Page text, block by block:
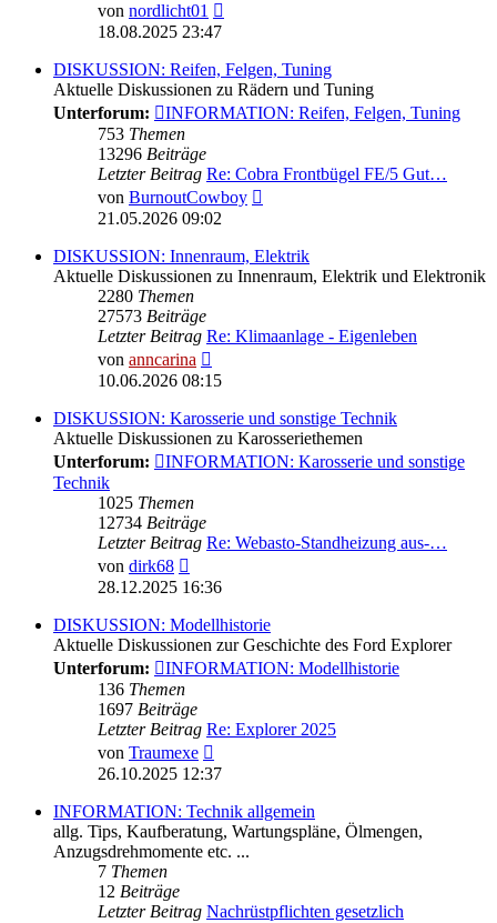
von nordlicht01
18.08.2025 23:47
DISKUSSION: Reifen, Felgen, Tuning
Aktuelle Diskussionen zu Rädern und Tuning
Unterforum:
INFORMATION: Reifen, Felgen, Tuning
753 Themen
13296 Beiträge
Letzter Beitrag Re: Cobra Frontbügel FE/5 Gut…
von BurnoutCowboy
21.05.2026 09:02
DISKUSSION: Innenraum, Elektrik
Aktuelle Diskussionen zu Innenraum, Elektrik und Elektronik
2280 Themen
27573 Beiträge
Letzter Beitrag Re: Klimaanlage - Eigenleben
von anncarina
Beitrag
10.06.2026 08:15
DISKUSSION: Karosserie und sonstige Technik
Aktuelle Diskussionen zu Karosseriethemen
Unterforum:
INFORMATION: Karosserie und sonstige
Technik
1025 Themen
12734 Beiträge
Letzter Beitrag Re: Webasto-Standheizung aus-…
von dirk68
Beitrag
28.12.2025 16:36
DISKUSSION: Modellhistorie
Aktuelle Diskussionen zur Geschichte des Ford Explorer
Unterforum:
INFORMATION: Modellhistorie
136 Themen
1697 Beiträge
Letzter Beitrag Re: Explorer 2025
von Traumexe
Beitrag
26.10.2025 12:37
INFORMATION: Technik allgemein
allg. Tips, Kaufberatung, Wartungspläne, Ölmengen,
Anzugsdrehmomente etc. ...
7 Themen
12 Beiträge
Letzter Beitrag Nachrüstpflichten gesetzlich